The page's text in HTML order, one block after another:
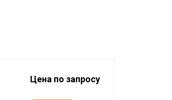
Цена по запросу